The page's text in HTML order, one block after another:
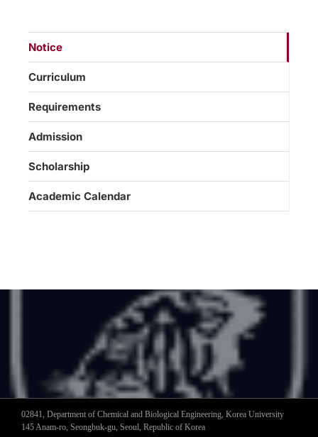
Notice
Curriculum
Requirements
Admission
Scholarship
Academic Calendar
02841, Department of Chemical and Biological Engineering, Korea University
145 Anam-ro, Seongbuk-gu, Seoul, Republic of Korea